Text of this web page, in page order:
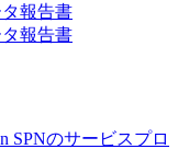
タ報告書
タ報告書
SPNのサービスプロ